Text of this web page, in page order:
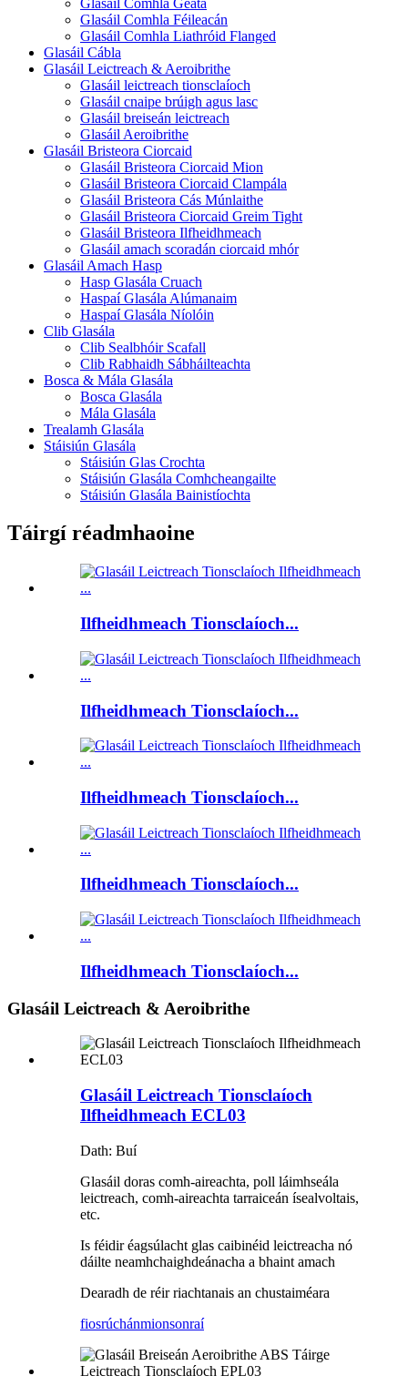
Glasáil Comhla Féileacán
Glasáil Comhla Liathróid Flanged
Glasáil Cábla
Glasáil Leictreach & Aeroibrithe
Glasáil leictreach tionsclaíoch
Glasáil cnaipe brúigh agus lasc
Glasáil breiseán leictreach
Glasáil Aeroibrithe
Glasáil Bristeora Ciorcaid
Glasáil Bristeora Ciorcaid Mion
Glasáil Bristeora Ciorcaid Clampála
Glasáil Bristeora Cás Múnlaithe
Glasáil Bristeora Ciorcaid Greim Tight
Glasáil Bristeora Ilfheidhmeach
Glasáil amach scoradán ciorcaid mhór
Glasáil Amach Hasp
Hasp Glasála Cruach
Haspaí Glasála Alúmanaim
Haspaí Glasála Níolóin
Clib Glasála
Clib Sealbhóir Scafall
Clib Rabhaidh Sábháilteachta
Bosca & Mála Glasála
Bosca Glasála
Mála Glasála
Trealamh Glasála
Stáisiún Glasála
Stáisiún Glas Crochta
Stáisiún Glasála Comhcheangailte
Stáisiún Glasála Bainistíochta
Táirgí réadmhaoine
Ilfheidhmeach Tionsclaíoch...
Ilfheidhmeach Tionsclaíoch...
Ilfheidhmeach Tionsclaíoch...
Ilfheidhmeach Tionsclaíoch...
Ilfheidhmeach Tionsclaíoch...
Glasáil Leictreach & Aeroibrithe
Glasáil Leictreach Tionsclaíoch
Ilfheidhmeach ECL03
Dath: Buí
Glasáil doras comh-aireachta, poll láimhseála
leictreach, comh-aireachta tarraiceán ísealvoltais,
etc.
Is féidir éagsúlacht glas caibinéid leictreacha nó
dáilte neamhchaighdeánacha a bhaint amach
Dearadh de réir riachtanais an chustaiméara
fiosrúchánmionsonraí